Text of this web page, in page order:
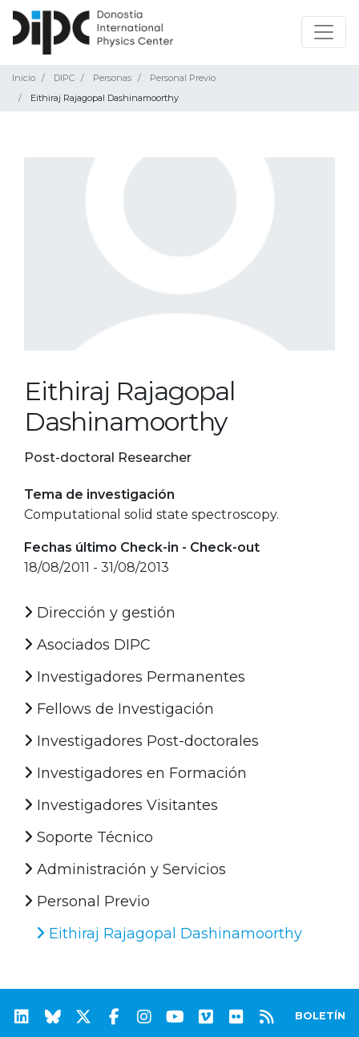
Inicio DIPC Personas
Personal Previo
Eithiraj Rajagopal Dashinamoorthy
Eithiraj Rajagopal
Dashinamoorthy
Post-doctoral Researcher
Tema de investigación
Computational solid state spectroscopy.
Fechas último Check-in - Check-out
18/08/2011 - 31/08/2013
Dirección y gestión
Asociados DIPC
Investigadores Permanentes
Fellows de Investigación
Investigadores Post-doctorales
Investigadores en Formación
Investigadores Visitantes
Soporte Técnico
Administración y Servicios
Personal Previo
Eithiraj Rajagopal Dashinamoorthy
BOLETÍN